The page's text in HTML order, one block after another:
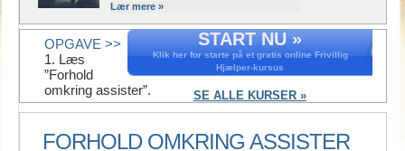
Lær mere »
START NU »
Klik her for starte på et gratis online Frivillig
Hjælper-kursus
SE ALLE KURSER »
OPGAVE >>
1. Læs
”Forhold
omkring assister”.
FORHOLD OMKRING ASSISTER